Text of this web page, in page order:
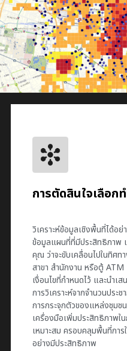
การตัดสินใจเลือก
วิเคราะห์ข้อมูลเชิงพื้นที่ได้อ
ข้อมูลแผนที่ที่มีประสิทธิภาพ
คุณ ว่าจะขับเคลื่อนไปในทิศท
สาขา สำนักงาน หรือตู้ ATM
เงื่อนไขที่กำหนดไว้ และนำ
การวิเคราะห์จากจำนวนประ
การกระจุกตัวของแหล่งชุมช
เครื่องมือเพิ่มประสิทธิภาพใ
เหมาะสม ครอบคลุมพื้นที่กา
อย่างมีประสิทธิภาพ